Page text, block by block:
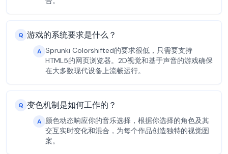
Q 游戏的系统要求是什么？
A Sprunki Colorshifted的要求很低，只需要支持
HTML5的网页浏览器。2D视觉和基于声音的游戏确保
在大多数现代设备上流畅运行。
Q 变色机制是如何工作的？
A 颜色动态响应你的音乐选择，根据你选择的角色及其
交互实时变化和混合，为每个作品创造独特的视觉图
案。